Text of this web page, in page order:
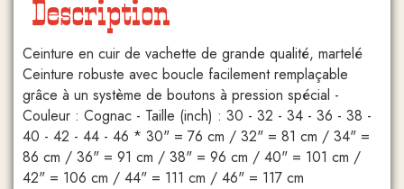
Description
Ceinture en cuir de vachette de grande qualité, martelé
Ceinture robuste avec boucle facilement remplaçable
grâce à un système de boutons à pression spécial -
Couleur : Cognac - Taille (inch) : 30 - 32 - 34 - 36 - 38 -
40 - 42 - 44 - 46 * 30" = 76 cm / 32" = 81 cm / 34" =
86 cm / 36" = 91 cm / 38" = 96 cm / 40" = 101 cm /
42" = 106 cm / 44" = 111 cm / 46" = 117 cm